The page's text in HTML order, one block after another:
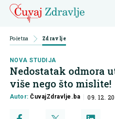
Početna Zdravlje
NOVA STUDIJA
Nedostatak odmora
više nego što mislite!
Autor:ČuvajZdravlje.ba 09. 12.